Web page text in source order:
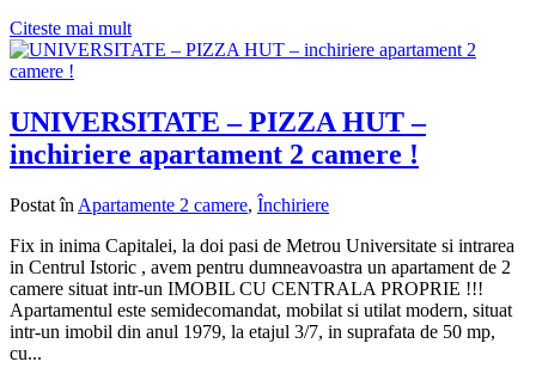
Citeste mai mult
UNIVERSITATE – PIZZA HUT –
inchiriere apartament 2 camere !
Postat în Apartamente 2 camere, Închiriere
Fix in inima Capitalei, la doi pasi de Metrou Universitate si intrarea
in Centrul Istoric , avem pentru dumneavoastra un apartament de 2
camere situat intr-un IMOBIL CU CENTRALA PROPRIE !!!
Apartamentul este semidecomandat, mobilat si utilat modern, situat
intr-un imobil din anul 1979, la etajul 3/7, in suprafata de 50 mp,
cu...